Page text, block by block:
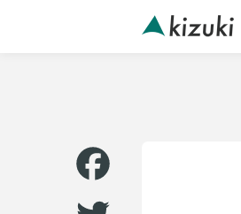
Facebook